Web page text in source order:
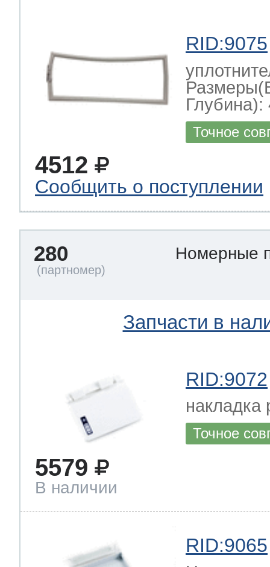
RID:9075
Глубина):
Точное
4512
Сообщить о поступлении
280 Номерные
Запчасти в
RID:9072
накладка
Точное
5579
В наличии
RID:9065